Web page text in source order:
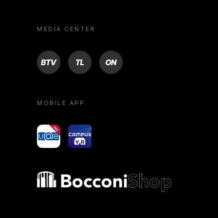
MEDIA CENTER
BTV TL ON
MOBILE APP
yoU@B Campus VR
Bocconi shop